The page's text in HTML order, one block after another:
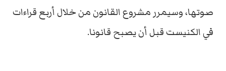
صوتها، وسيمرر مشروع القانون من خلال أربع قراءات
في الكنيست قبل أن يصبح قانونا.